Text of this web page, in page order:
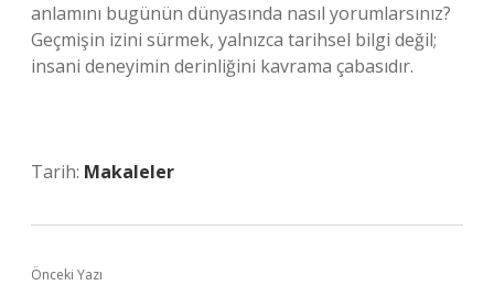
anlamını bugünün dünyasında nasıl yorumlarsınız?
Geçmişin izini sürmek, yalnızca tarihsel bilgi değil;
insani deneyimin derinliğini kavrama çabasıdır.
Tarih: Makaleler
Önceki Yazı